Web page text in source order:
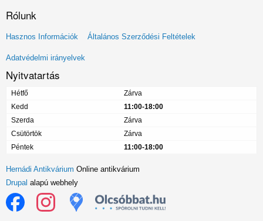
Rólunk
Lábléc
menü
Hasznos Információk Általános Szerződési Feltételek
Adatvédelmi irányelvek
Nyitvatartás
Hétfő
Zárva
Kedd
11:00-18:00
Szerda
Zárva
Csütörtök
Zárva
Péntek
11:00-18:00
Hernádi Antikvárium Online antikvárium
Drupal alapú webhely